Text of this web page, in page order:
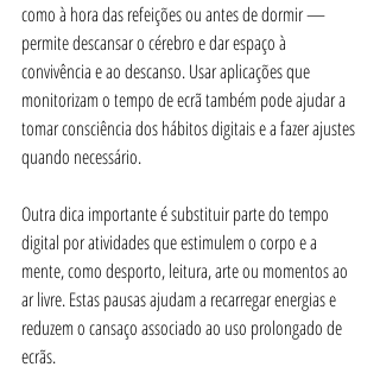
como à hora das refeições ou antes de dormir —
permite descansar o cérebro e dar espaço à
convivência e ao descanso. Usar aplicações que
monitorizam o tempo de ecrã também pode ajudar a
tomar consciência dos hábitos digitais e a fazer ajustes
quando necessário.
Outra dica importante é substituir parte do tempo
digital por atividades que estimulem o corpo e a
mente, como desporto, leitura, arte ou momentos ao
ar livre. Estas pausas ajudam a recarregar energias e
reduzem o cansaço associado ao uso prolongado de
ecrãs.